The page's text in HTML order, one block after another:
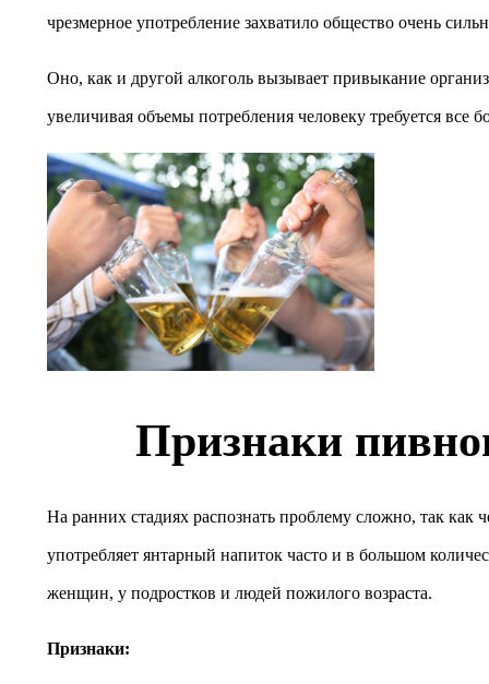
чрезмерное употребление захватило общество очень
Оно, как и другой алкоголь вызывает привыкание
увеличивая объемы потребления человеку требуется все
Признаки
На ранних стадиях распознать проблему сложно, так как
употребляет янтарный напиток часто и в большом
женщин, у подростков и людей пожилого возраста.
Признаки: